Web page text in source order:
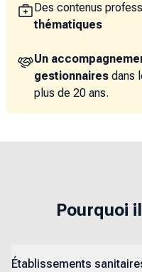
Des contenus
thématiques
Un
gestionnaires dans
plus de 20 ans.
Pourquoi
Établissements